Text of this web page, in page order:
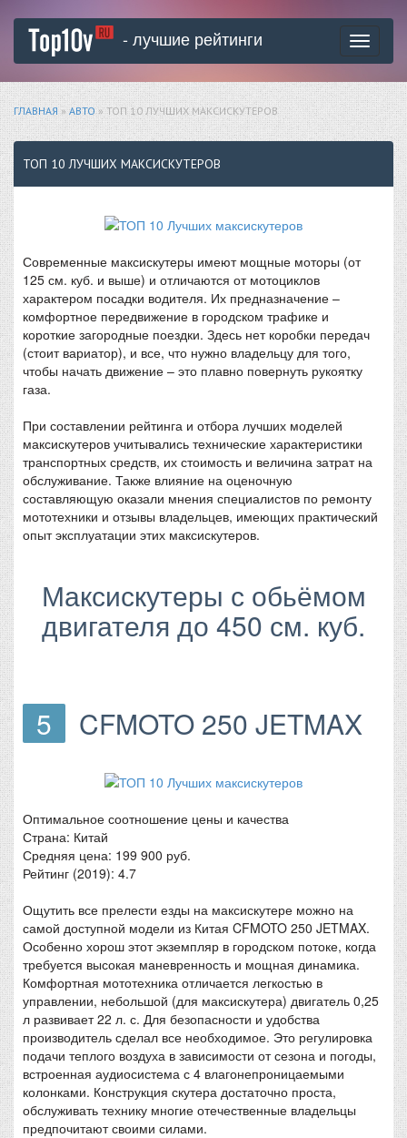
Toggle
- лучшие рейтинги
ГЛАВНАЯ »АВТО» ТОП 10 ЛУЧШИХ МАКСИСКУТЕРОВ
ТОП 10 ЛУЧШИХ МАКСИСКУТЕРОВ
Современные максискутеры имеют мощные моторы (от
125 см. куб. и выше) и отличаются от мотоциклов
характером посадки водителя. Их предназначение­ –
комфортное передвижение в городском трафике и
короткие загородные поездки. Здесь нет коробки передач
(стоит вариатор), и все, что нужно владельцу для того,
чтобы начать движение – это плавно повернуть рукоятку
газа.
При составлении рейтинга и отбора лучших моделей
максискутеров учитывались технические характеристики
транспортных средств, их стоимость и величина затрат на
обслуживание. Также влияние на оценочную
составляющую оказали мнения специалистов по ремонту
мототехники и отзывы владельцев, имеющих практический
опыт эксплуатации этих максискутеров.
Максискутеры с обьёмом
двигателя до 450 см. куб.
5 CFMOTO 250 JETMAX
Оптимальное соотношение цены и качества
Страна: Китай
Средняя цена: 199 900 руб.
Рейтинг (2019): 4.7
Ощутить все прелести езды на максискутере можно на
самой доступной модели из Китая CFMOTO 250 JETMAX.
Особенно хорош этот экземпляр в городском потоке, когда
требуется высокая маневренность и мощная динамика.
Комфортная мототехника отличается легкостью в
управлении, небольшой (для максискутера) двигатель 0,25
л развивает 22 л. с. Для безопасности и удобства
производитель сделал все необходимое. Это регулировка
подачи теплого воздуха в зависимости от сезона и погоды,
встроенная аудиосистема с 4 влагонепроницаемыми
колонками. Конструкция скутера достаточно проста,
обслуживать технику многие отечественные владельцы
предпочитают своими силами.